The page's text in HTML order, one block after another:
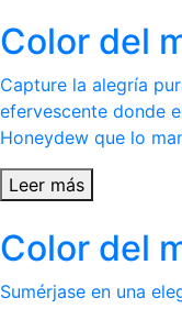
Color del
Capture la alegría
efervescente donde
Honeydew que lo
Leer más
Color del
Sumérjase en una